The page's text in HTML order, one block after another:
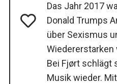
Das Jahr 2017
Donald Trumps
über Sexismus
Bei Fjørt schlägt
Musik wieder.